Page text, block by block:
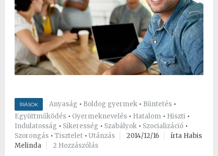
ÍRÁSOK Anyaság • Boldog gyermek • Büntetés •
Együttműködés • Gyermeknevelés • Hatalom • Hiszti •
Indulatosság • Sikeresség • Szabályok • Szocializáció •
Szorongás • Tisztelet • Utánzás 2014/12/16
írta Habis
Melinda
2 Hozzászólás